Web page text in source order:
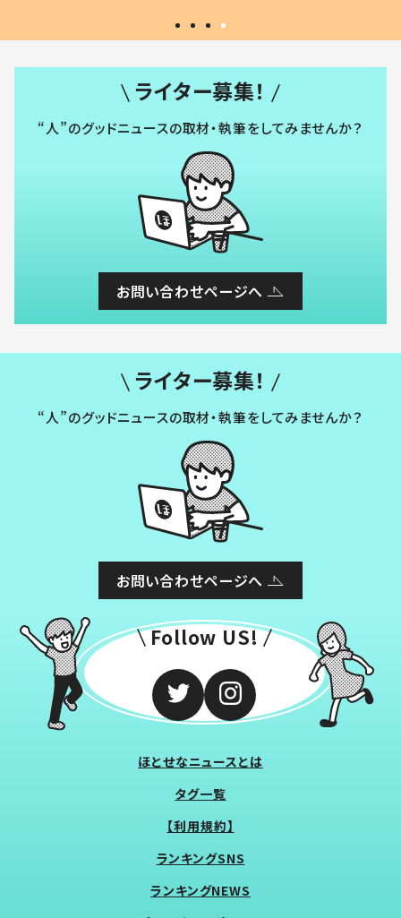
ライター募集！
“人”のグッドニュースの取材・執筆をしてみませんか？
お問い合わせページへ
ライター募集！
“人”のグッドニュースの取材・執筆をしてみませんか？
お問い合わせページへ
Follow US!
ほとせなニュースとは
タグ一覧
【利用規約】
ランキングSNS
ランキングNEWS